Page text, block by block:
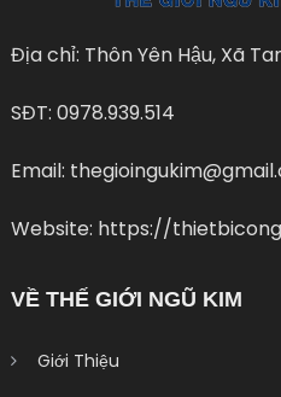
Địa chỉ: Thôn Yên Hậu, Xã
SĐT: 0978.939.514
Email:
Website: https://
VỀ THẾ GIỚI NGŨ KIM
Giới Thiệu